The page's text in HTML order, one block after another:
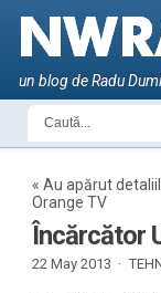
un blog de Radu
«Au apărut
Orange TV
Încărcător
22 May 2013 ·